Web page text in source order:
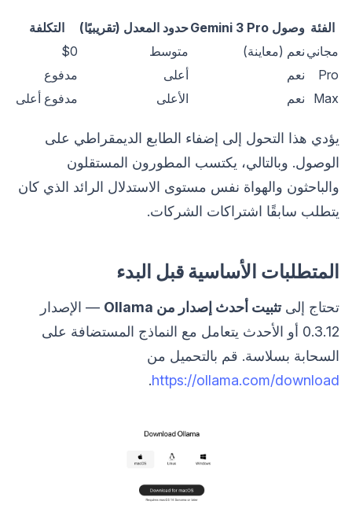
الفئة وصول Gemini 3 Pro حدود المعدل (تقريبيًا)
التكلفة
مجاني نعم (معاينة) متوسط
$0
Pro
نعم أعلى
مدفوع
Max
نعم الأعلى مدفوع أعلى
يؤدي هذا التحول إلى إضفاء الطابع الديمقراطي على
الوصول. وبالتالي، يكتسب المطورون المستقلون
والباحثون والهواة نفس مستوى الاستدلال الرائد الذي كان
يتطلب سابقًا اشتراكات الشركات.
المتطلبات الأساسية قبل البدء
تحتاج إلىتثبيت أحدث إصدار من Ollama
— الإصدار
0.3.12 أو الأحدث يتعامل مع النماذج المستضافة على
السحابة بسلاسة. قم بالتحميل من
https://ollama.com/download
.